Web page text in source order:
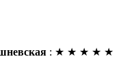
: ★ ★ ★ ★ ★